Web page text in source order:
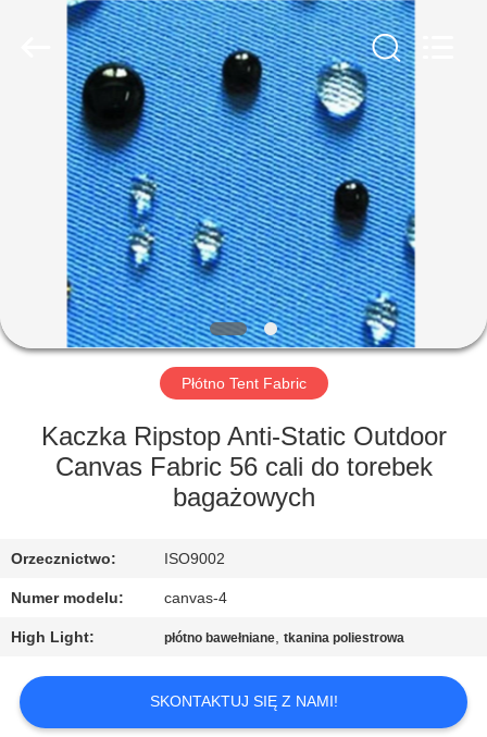
DOM
PRODUKTY
WYCIECZKA
FABRYCE
SKONTAKTUJ
SIĘ
NAMI
Management
Płótno Tent Fabric
Kaczka Ripstop Anti-Static Outdoor
Canvas Fabric 56 cali do torebek
bagażowych
Orzecznictwo: ISO9002
Numer modelu: canvas-4
High Light: płótno bawełniane,tkanina poliestrowa
SKONTAKTUJ SIĘ Z NAMI!